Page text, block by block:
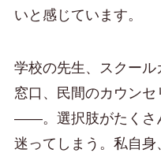
いと感じています。
学校の先生、スクー
窓口、民間のカウン
――。選択肢がたくさ
迷ってしまう。私自